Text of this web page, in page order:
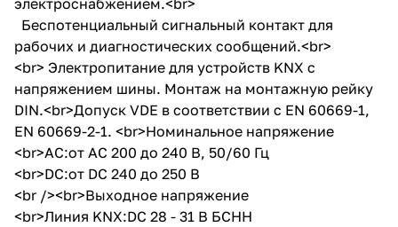
Беспотенциальный сигнальный контакт для
рабочих и диагностических сообщений.<br>
<br> Электропитание для устройств KNX с
напряжением шины. Монтаж на монтажную рейку
DIN.<br>Допуск VDE в соответствии с EN 60669-1,
EN 60669-2-1. <br>Номинальное напряжение
<br>AC:от AC 200 до 240 В, 50/60 Гц
<br>DC:от DC 240 до 250 В
<br /><br>Выходное напряжение
<br>Линия KNX:DC 28 - 31 В БСНН